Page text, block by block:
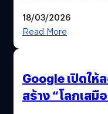
18/03/2026
Read More
Google เปิดให้
สร้าง “โลกเสมื